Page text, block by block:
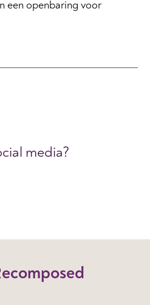
een openbaring voor
media?